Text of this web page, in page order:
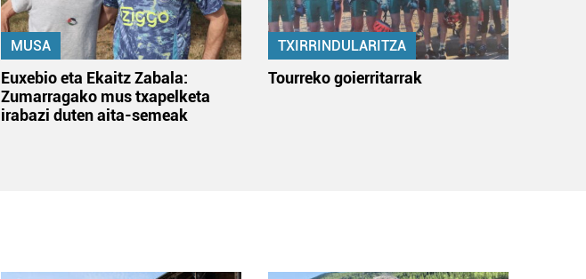
MUSA
Euxebio eta Ekaitz Zabala:
Zumarragako mus txapelketa
irabazi duten aita-semeak
TXIRRINDULARITZA
Tourreko goierritarrak